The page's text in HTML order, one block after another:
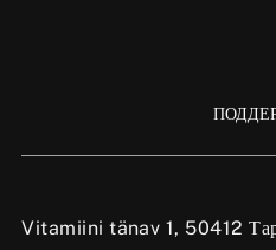
Vitamiini tänav 1, 50412